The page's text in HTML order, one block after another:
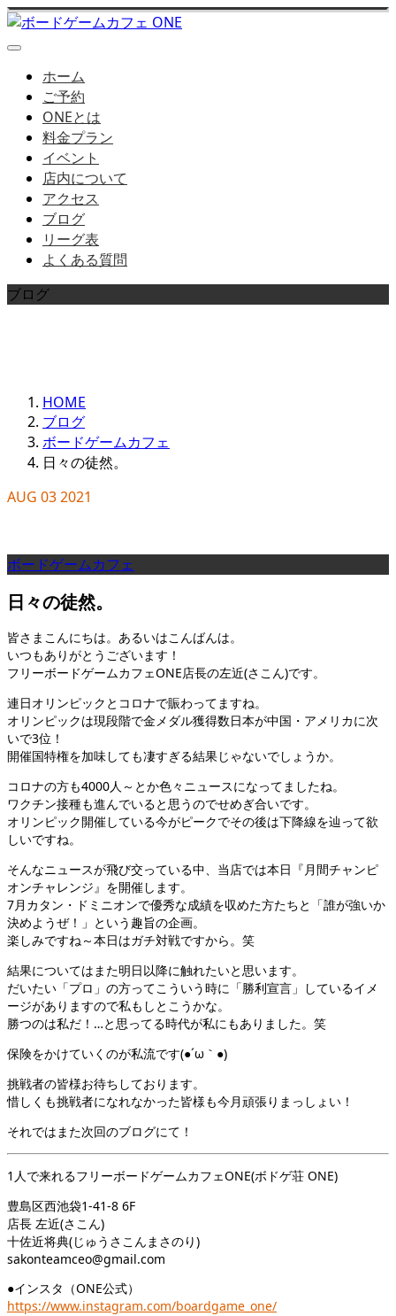
ホーム
ご予約
ONEとは
料金プラン
イベント
店内について
アクセス
ブログ
リーグ表
よくある質問
ブログ
HOME
ブログ
ボードゲームカフェ
日々の徒然。
AUG 032021
ボードゲームカフェ
日々の徒然。
皆さまこんにちは。あるいはこんばんは。
いつもありがとうございます！
フリーボードゲームカフェONE店長の左近(さこん)です。
連日オリンピックとコロナで賑わってますね。
オリンピックは現段階で金メダル獲得数日本が中国・アメリカに次
いで3位！
開催国特権を加味しても凄すぎる結果じゃないでしょうか。
コロナの方も4000人～とか色々ニュースになってましたね。
ワクチン接種も進んでいると思うのでせめぎ合いです。
オリンピック開催している今がピークでその後は下降線を辿って欲
しいですね。
そんなニュースが飛び交っている中、当店では本日『月間チャンピ
オンチャレンジ』を開催します。
7月カタン・ドミニオンで優秀な成績を収めた方たちと「誰が強いか
決めようぜ！」という趣旨の企画。
楽しみですね～本日はガチ対戦ですから。笑
結果についてはまた明日以降に触れたいと思います。
だいたい「プロ」の方ってこういう時に「勝利宣言」しているイメ
ージがありますので私もしとこうかな。
勝つのは私だ！…と思ってる時代が私にもありました。笑
保険をかけていくのが私流です(●´ω｀●)
挑戦者の皆様お待ちしております。
惜しくも挑戦者になれなかった皆様も今月頑張りまっしょい！
それではまた次回のブログにて！
1人で来れるフリーボードゲームカフェONE(ボドゲ荘 ONE)
豊島区西池袋1-41-8 6F
店長 左近(さこん)
十佐近将典(じゅうさこんまさのり)
sakonteamceo@gmail.com
●インスタ（ONE公式）
https://www.instagram.com/boardgame_one/